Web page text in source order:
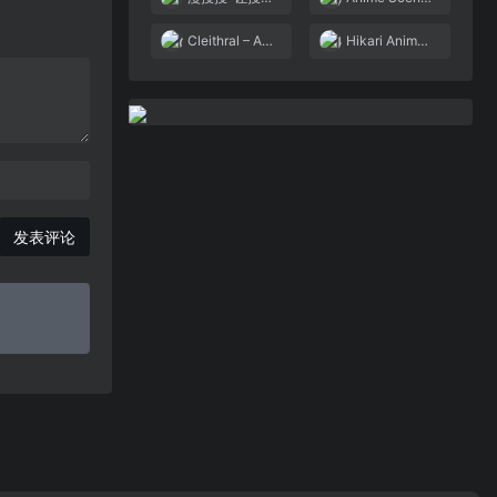
发表评论
Cleithral – Anime Search by Image, GIF, or Video Hikari Anime Image Search